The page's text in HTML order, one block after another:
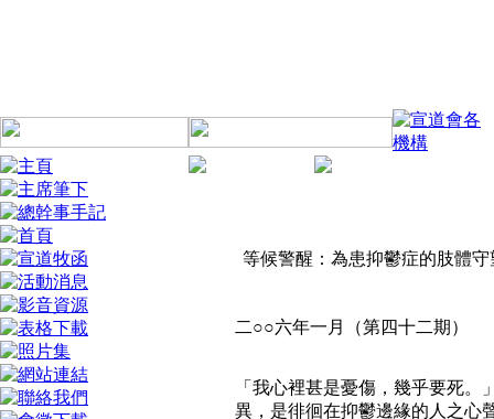
等候警醒：為患抑鬱症的肢體
二○○六年一月（第四
「我心裡甚是憂傷，幾乎要死
異，是徘徊在抑鬱邊緣的人之心